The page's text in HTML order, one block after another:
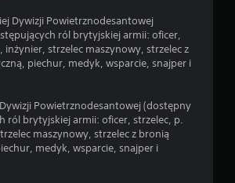
Dywizji Powietrznodesantowej
ról brytyjskiej armii: oficer,
inżynier, strzelec maszynowy, strzelec z
piechur, medyk, wsparcie, snajper i
Powietrznodesantowej (dostępny
ról brytyjskiej armii: oficer, strzelec, p.
maszynowy, strzelec z bronią
medyk, wsparcie, snajper i